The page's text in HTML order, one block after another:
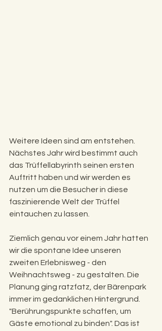
Weitere Ideen sind am entstehen.
Nächstes Jahr wird bestimmt auch
das Trüffellabyrinth seinen ersten
Auftritt haben und wir werden es
nutzen um die Besucher in diese
faszinierende Welt der Trüffel
eintauchen zu lassen.
Ziemlich genau vor einem Jahr hatten
wir die spontane Idee unseren
zweiten Erlebnisweg - den
Weihnachtsweg - zu gestalten. Die
Planung ging ratzfatz, der Bärenpark
immer im gedanklichen Hintergrund.
"Berührungspunkte schaffen, um
Gäste emotional zu binden". Das ist